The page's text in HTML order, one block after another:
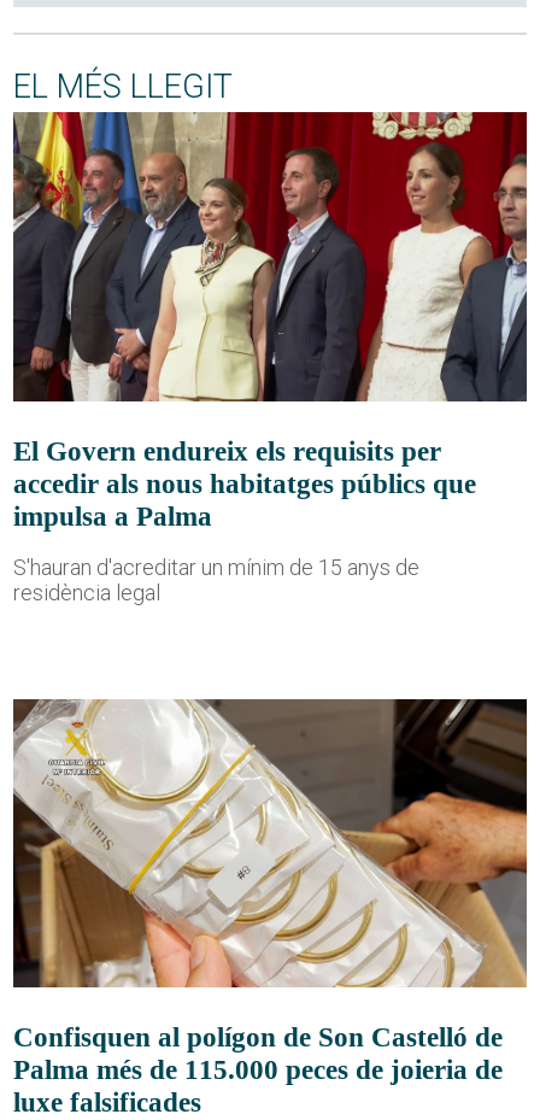
EL MÉS LLEGIT
El Govern endureix els requisits per
accedir als nous habitatges públics que
impulsa a Palma
S'hauran d'acreditar un mínim de 15 anys de
residència legal
Confisquen al polígon de Son Castelló de
Palma més de 115.000 peces de joieria de
luxe falsificades